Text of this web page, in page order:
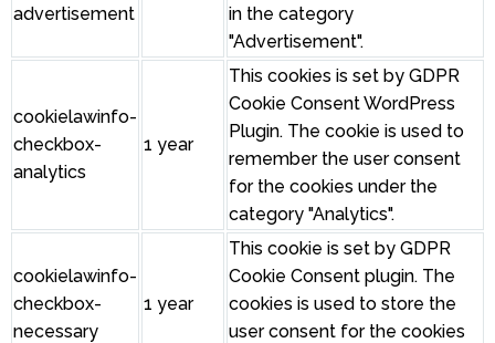
advertisement
in the category
"Advertisement".
cookielawinfo-
checkbox-
analytics
1 year
This cookies is set by GDPR
Cookie Consent WordPress
Plugin. The cookie is used to
remember the user consent
for the cookies under the
category "Analytics".
cookielawinfo-
checkbox-
necessary
1 year
This cookie is set by GDPR
Cookie Consent plugin. The
cookies is used to store the
user consent for the cookies